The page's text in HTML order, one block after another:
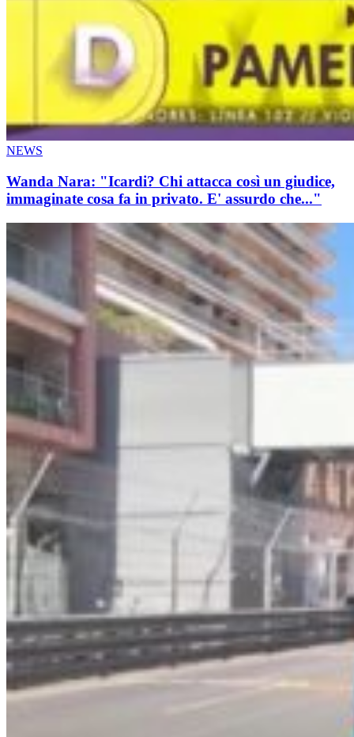
NEWS
Wanda Nara: "Icardi? Chi attacca così un giudice,
immaginate cosa fa in privato. E' assurdo che..."